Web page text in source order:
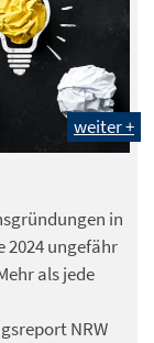
weiter +
in
2024 ungefähr
als jede
NRW